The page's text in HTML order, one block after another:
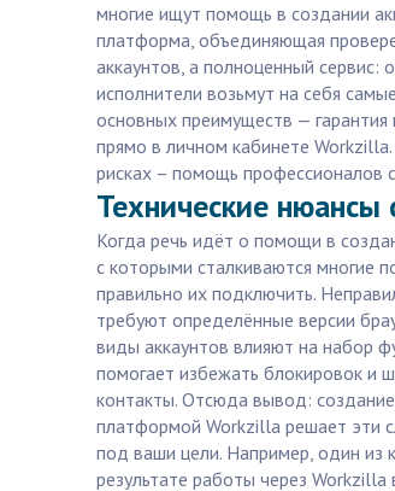
многие ищут помощь в создании
платформа, объединяющая
аккаунтов, а полноценный сервис:
исполнители возьмут на себя
основных преимуществ —
прямо в личном кабинете
рисках – помощь профессионалов
Технические нюансы
Когда речь идёт о помощи в
с которыми сталкиваются многие
правильно их подключить.
требуют определённые версии
виды аккаунтов влияют на набор
помогает избежать блокировок и
контакты. Отсюда вывод: создание
платформой Workzilla решает эти
под ваши цели. Например, один из
результате работы через